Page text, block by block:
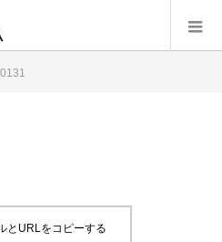
とURLをコピーする